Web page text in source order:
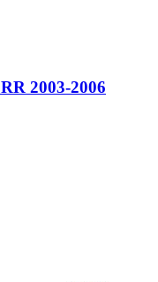
2003-2006